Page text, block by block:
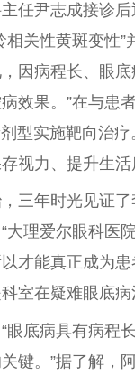
任尹志成接诊
相关性黄斑变性
因病程长、眼
效果。”在与患
型实施靶向治
视力、提升生活
三年时光见证
大理爱尔眼科医
才能真正成为
室在疑难眼底病
眼底病具有病程
键。”据了解，